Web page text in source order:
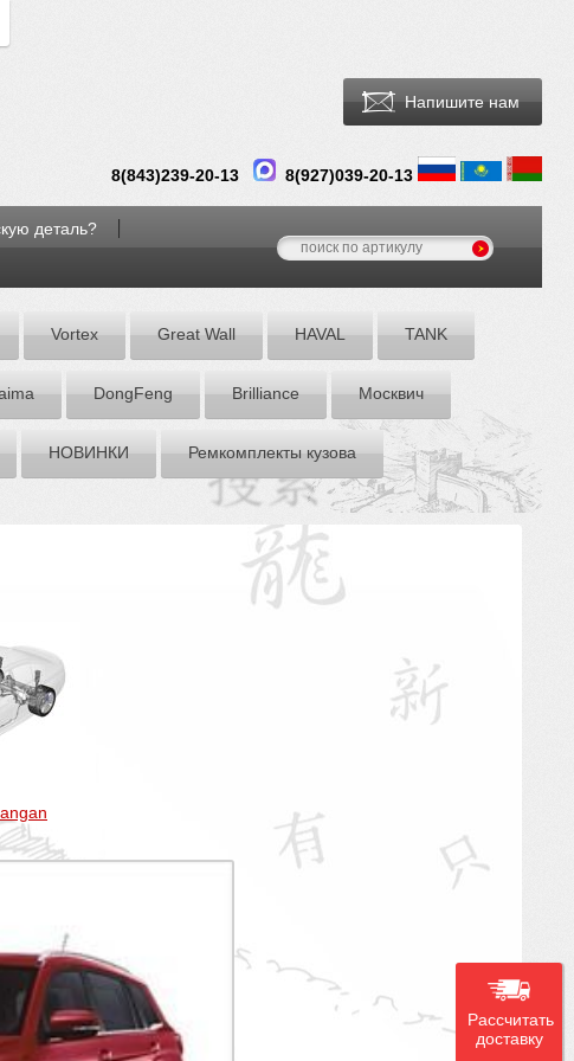
Напишите нам
8(843)239-20-13 8(927)039-20-13
деталь?
Vortex Great Wall HAVAL TANK
DоngFeng Brilliance Москвич
НОВИНКИ Ремкомплекты кузова
Рассчитать
доставку